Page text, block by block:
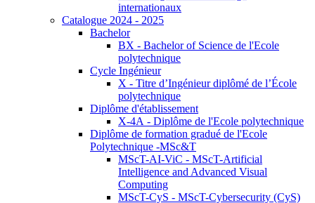
internationaux
Catalogue 2024 - 2025
Bachelor
BX - Bachelor of Science de l'Ecole
polytechnique
Cycle Ingénieur
X - Titre d’Ingénieur diplômé de l’École
polytechnique
Diplôme d'établissement
X-4A - Diplôme de l'Ecole polytechnique
Diplôme de formation gradué de l'Ecole
Polytechnique -MSc&T
MScT-AI-ViC - MScT-Artificial
Intelligence and Advanced Visual
Computing
MScT-CyS - MScT-Cybersecurity (CyS)